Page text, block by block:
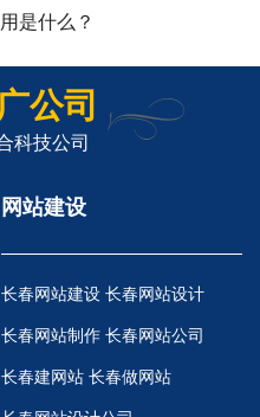
是什么？
公司
科技公司
网站建设
长春网站建设 长春网站设计
长春网站制作 长春网站公司
长春建网站 长春做网站